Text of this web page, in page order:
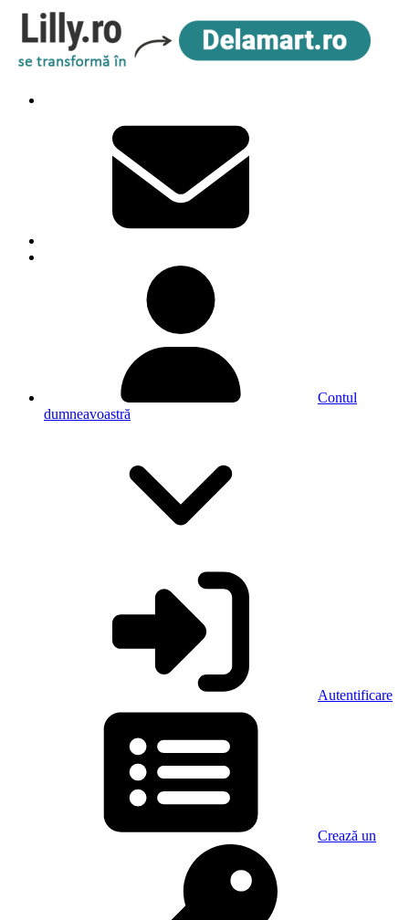
Contul
dumneavoastră
Autentificare
Crează un